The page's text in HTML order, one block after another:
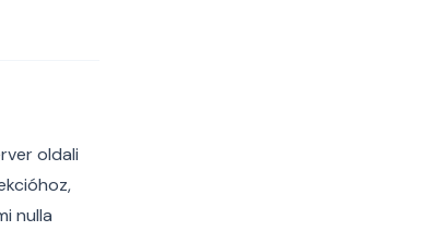
oldali
nulla